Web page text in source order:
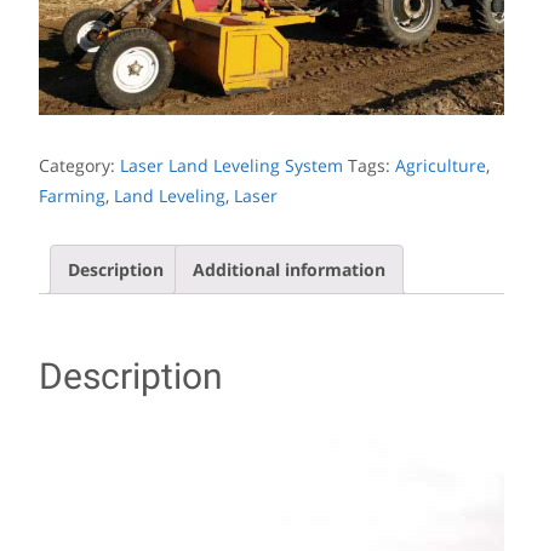
Category: Laser Land Leveling System Tags: Agriculture,
Farming, Land Leveling, Laser
Description Additional information
Description